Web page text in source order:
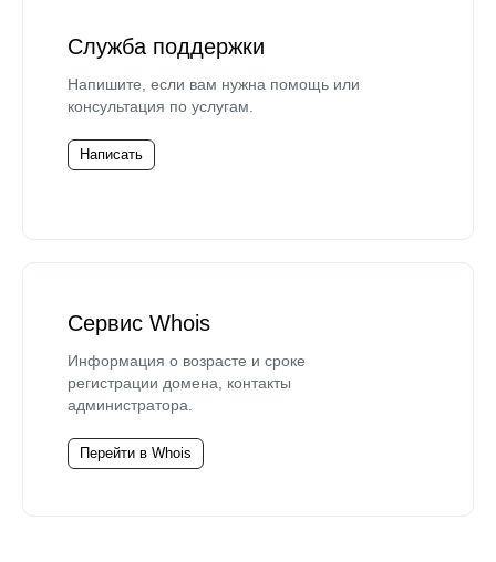
Служба поддержки
Напишите, если вам нужна помощь или
консультация по услугам.
Написать
Сервис Whois
Информация о возрасте и сроке
регистрации домена, контакты
администратора.
Перейти в Whois